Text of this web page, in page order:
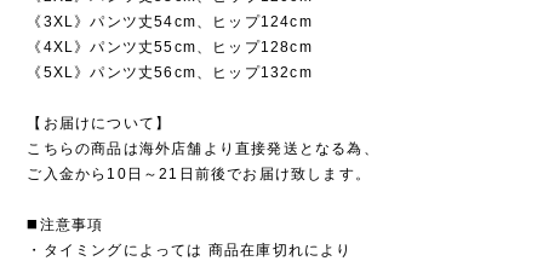
《3XL》パンツ丈54cm、ヒップ124cm
《4XL》パンツ丈55cm、ヒップ128cm
《5XL》パンツ丈56cm、ヒップ132cm
【お届けについて】
こちらの商品は海外店舗より直接発送となる為、
ご入金から10日～21日前後でお届け致します。
◼️注意事項
・タイミングによっては 商品在庫切れにより